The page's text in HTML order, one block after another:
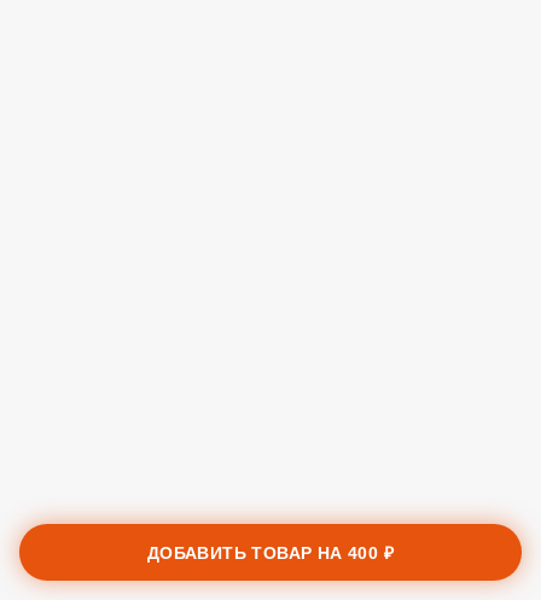
ДОБАВИТЬ ТОВАР НА400 ₽